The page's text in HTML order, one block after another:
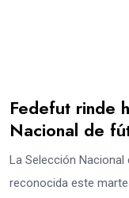
Fedefut rinde
Nacional de
La Selección
reconocida este